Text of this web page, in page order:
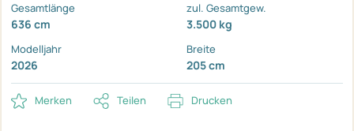
Gesamtlänge
636 cm
zul. Gesamtgew.
3.500 kg
Modelljahr
2026
Breite
205 cm
Merken Teilen Drucken